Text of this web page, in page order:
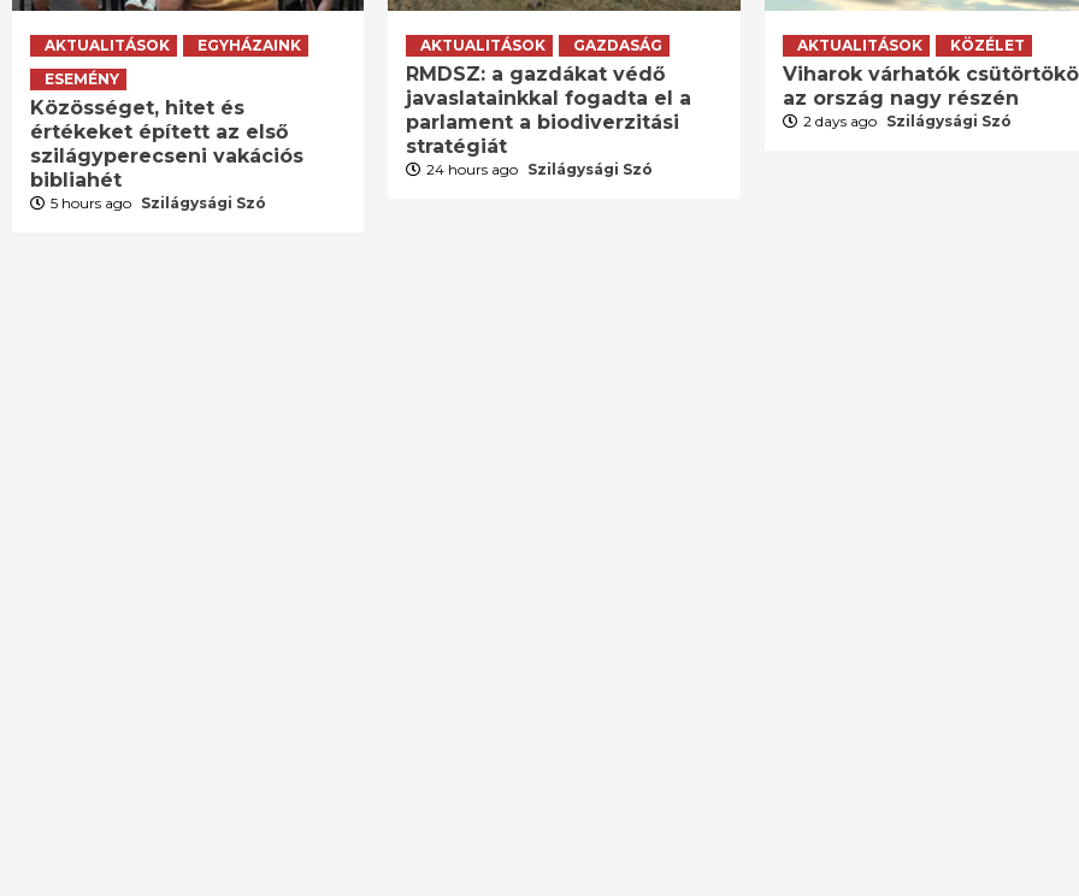
AKTUALITÁSOK
EGYHÁZAINK
ESEMÉNY
Közösséget, hitet és
értékeket épített az első
szilágyperecseni vakációs
bibliahét
5 hours ago Szilágysági Szó
AKTUALITÁSOK GAZDASÁG
RMDSZ: a gazdákat védő
javaslatainkkal fogadta el a
parlament a biodiverzitási
stratégiát
24 hours ago Szilágysági Szó
AKTUALITÁSOK KÖZÉLET
Viharok várhatók
az ország nagy részén
2 days ago Szilágysági Szó